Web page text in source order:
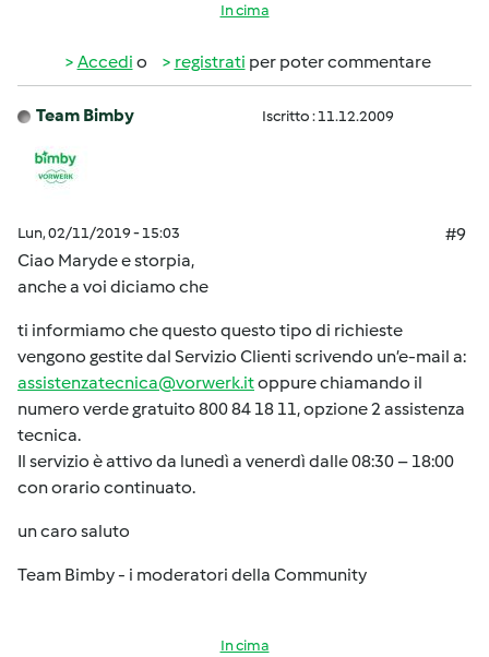
In cima
Accedi o registrati per poter commentare
Team Bimby Iscritto : 11.12.2009
Lun, 02/11/2019 - 15:03
#9
Ciao Maryde e storpia,
anche a voi diciamo che
ti informiamo che questo questo tipo di richieste
vengono gestite dal Servizio Clienti scrivendo un’e-mail a:
assistenzatecnica@vorwerk.itoppure chiamando il
numero verde gratuito 800 84 18 11, opzione 2 assistenza
tecnica.
Il servizio è attivo da lunedì a venerdì dalle 08:30 – 18:00
con orario continuato.
un caro saluto
Team Bimby - i moderatori della Community
In cima